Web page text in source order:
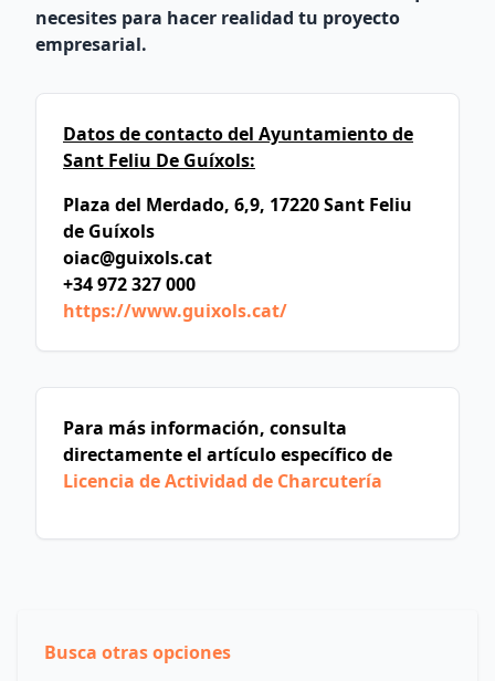
necesites para hacer realidad tu proyecto
empresarial.
Datos de contacto del Ayuntamiento de
Sant Feliu De Guíxols:
Plaza del Merdado, 6,9, 17220 Sant Feliu
de Guíxols
oiac@guixols.cat
+34 972 327 000
https://www.guixols.cat/
Para más información, consulta
directamente el artículo específico de
Licencia de Actividad de Charcutería
Busca otras opciones